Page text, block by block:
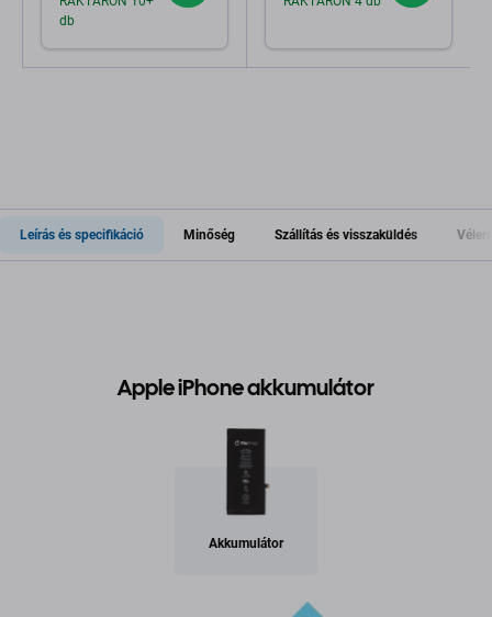
db
Leírás és specifikáció Minőség Szállítás és visszaküldés
Apple iPhone akkumulátor
Akkumulátor